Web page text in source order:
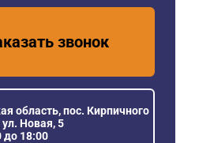
звонок
область, пос. Кирпичного
Новая, 5
до 18:00